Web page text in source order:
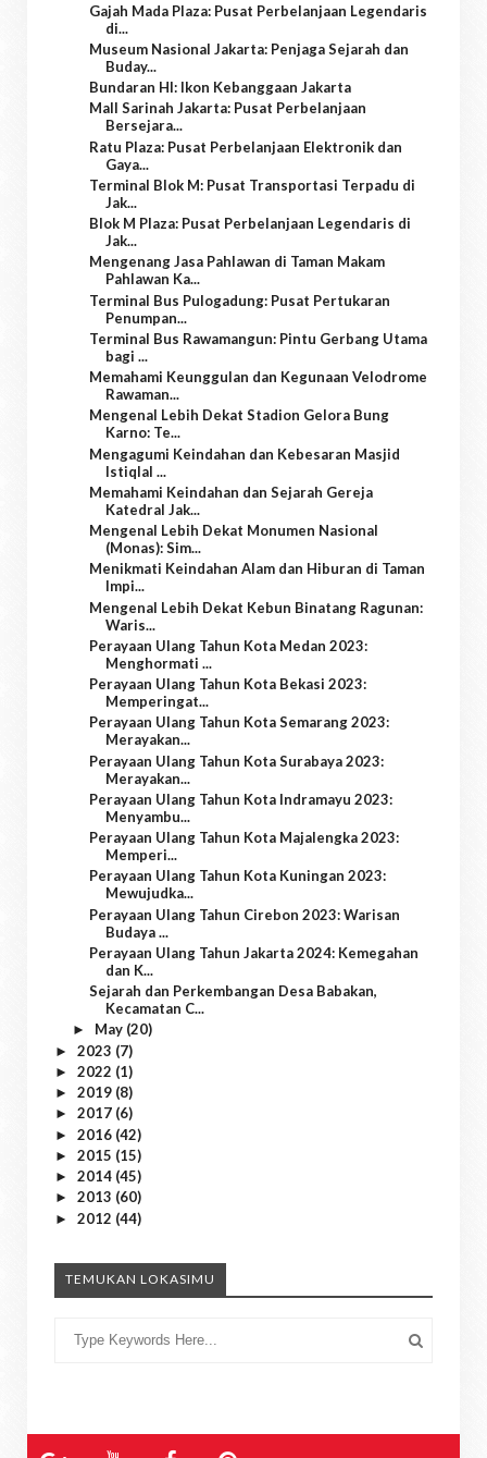
Gajah Mada Plaza: Pusat Perbelanjaan Legendaris
di...
Museum Nasional Jakarta: Penjaga Sejarah dan
Buday...
Bundaran HI: Ikon Kebanggaan Jakarta
Mall Sarinah Jakarta: Pusat Perbelanjaan
Bersejara...
Ratu Plaza: Pusat Perbelanjaan Elektronik dan
Gaya...
Terminal Blok M: Pusat Transportasi Terpadu di
Jak...
Blok M Plaza: Pusat Perbelanjaan Legendaris di
Jak...
Mengenang Jasa Pahlawan di Taman Makam
Pahlawan Ka...
Terminal Bus Pulogadung: Pusat Pertukaran
Penumpan...
Terminal Bus Rawamangun: Pintu Gerbang Utama
bagi ...
Memahami Keunggulan dan Kegunaan Velodrome
Rawaman...
Mengenal Lebih Dekat Stadion Gelora Bung
Karno: Te...
Mengagumi Keindahan dan Kebesaran Masjid
Istiqlal ...
Memahami Keindahan dan Sejarah Gereja
Katedral Jak...
Mengenal Lebih Dekat Monumen Nasional
(Monas): Sim...
Menikmati Keindahan Alam dan Hiburan di Taman
Impi...
Mengenal Lebih Dekat Kebun Binatang Ragunan:
Waris...
Perayaan Ulang Tahun Kota Medan 2023:
Menghormati ...
Perayaan Ulang Tahun Kota Bekasi 2023:
Memperingat...
Perayaan Ulang Tahun Kota Semarang 2023:
Merayakan...
Perayaan Ulang Tahun Kota Surabaya 2023:
Merayakan...
Perayaan Ulang Tahun Kota Indramayu 2023:
Menyambu...
Perayaan Ulang Tahun Kota Majalengka 2023:
Memperi...
Perayaan Ulang Tahun Kota Kuningan 2023:
Mewujudka...
Perayaan Ulang Tahun Cirebon 2023: Warisan
Budaya ...
Perayaan Ulang Tahun Jakarta 2024: Kemegahan
dan K...
Sejarah dan Perkembangan Desa Babakan,
Kecamatan C...
► May (20)
► 2023 (7)
► 2022 (1)
► 2019 (8)
► 2017 (6)
► 2016 (42)
► 2015 (15)
► 2014 (45)
► 2013 (60)
► 2012 (44)
TEMUKAN LOKASIMU